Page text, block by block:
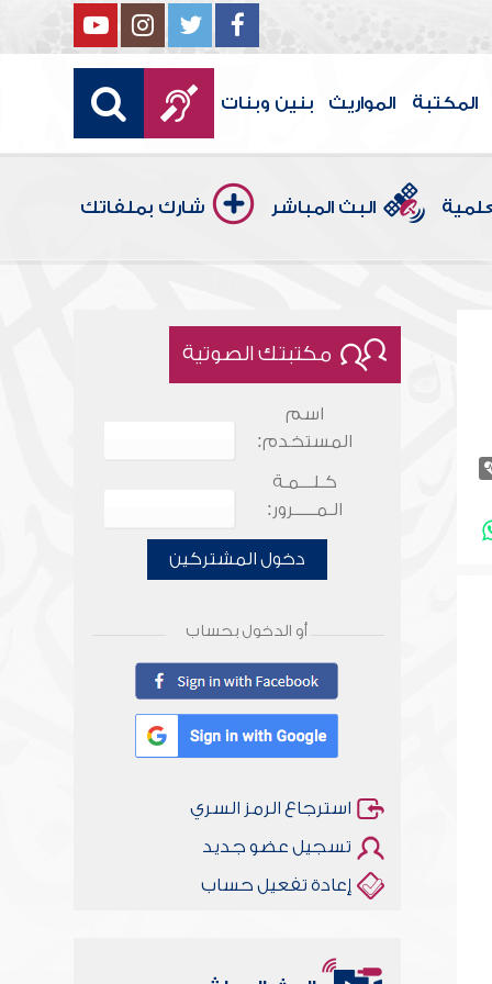
المكتبة المواريث بنين وبنات
البث المباشر شارك بملفاتك
مكتبتك الصوتية
اسم
المستخدم:
كـلـــمـة
الـمـــــرور:
دخول المشتركين
أو الدخول بحساب
استرجاع الرمز السري
تسجيل عضو جديد
إعادة تفعيل حساب